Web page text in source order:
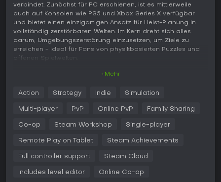
verbindet. Zunächst für PC erschienen, ist es mittlerweile
auch auf Konsolen wie PS5 und Xbox Series X verfügbar
und bietet einen einzigartigen Ansatz für Heist-Planung in
vollständig zerstörbaren Welten. Im Kern dreht sich alles
darum, Umgebungszerstörung einzusetzen, um Ziele zu
erreichen - ideal für Fans von physikbasierten Puzzles und
offenen Spielwelten.
vorzubereiten und durchzuziehen. Spieler erkunden
voxelbasierte Level, die realistische Physiksimulationen mit
ermöglichen. Zuerst scoutet man die Umgebung, dann setzt
Feuerlöscher, Waffen oder Sprengstoff ein, um Wände
manipulieren. Das Spiel motiviert dazu, Gegenstände zu
stapeln, provisorische Bauten zu errichten oder sich mit
einer Schleuder abzustoßen, um Ziele zu erreichen - und
+Mehr
Action Strategy Indie Simulation
Multi-player PvP Online PvP Family Sharing
Co-op Steam Workshop Single-player
Remote Play on Tablet Steam Achievements
Full controller support Steam Cloud
Includes level editor Online Co-op